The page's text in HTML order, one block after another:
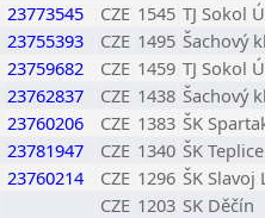
23773545 CZE 1545 TJ Sokol
23755393 CZE 1495 Šachový
23759682 CZE 1459 TJ Sokol
23762837 CZE 1438 Šachový
23760206 CZE 1383 ŠK
23781947 CZE 1340 ŠK Teplice
23760214 CZE 1296 ŠK
CZE 1203 SK Děčín